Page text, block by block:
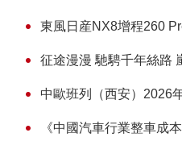
東風日産NX8增程260
征途漫漫 馳騁千年絲路
中歐班列（西安）2026
《中國汽車行業整車成